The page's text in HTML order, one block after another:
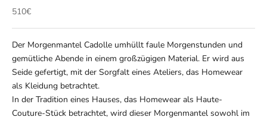
Angebot
510€
Der Morgenmantel Cadolle umhüllt faule Morgenstunden und
gemütliche Abende in einem großzügigen Material. Er wird aus
Seide gefertigt, mit der Sorgfalt eines Ateliers, das Homewear
als Kleidung betrachtet.
In der Tradition eines Hauses, das Homewear als Haute-
Couture-Stück betrachtet, wird dieser Morgenmantel sowohl im